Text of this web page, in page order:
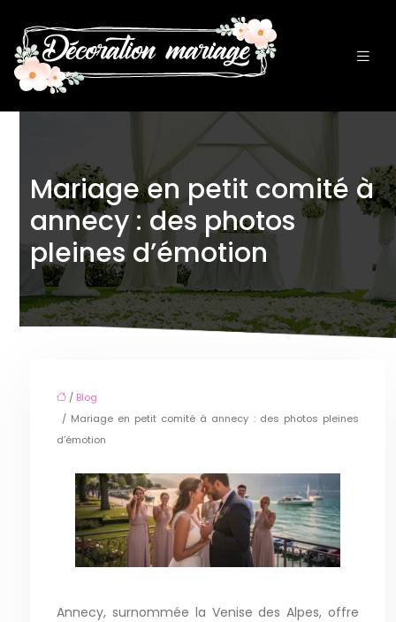
Mariage en petit comité à
annecy : des photos
pleines d’émotion
/ Blog
/ Mariage en petit comité à annecy : des photos pleines
d’émotion
Annecy, surnommée la Venise des Alpes, offre